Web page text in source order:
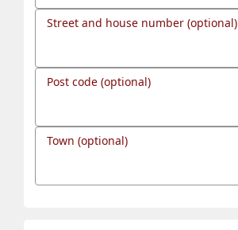
Street and house number (optional)
Post code (optional)
Town (optional)